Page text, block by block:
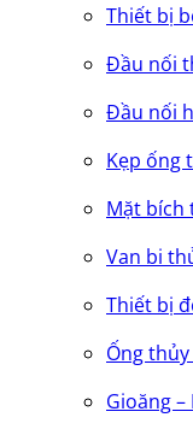
Thiết bị
Đầu nối
Đầu nối
Kẹp ống
Mặt bích
Van bi
Thiết bị
Ống
Gioăng